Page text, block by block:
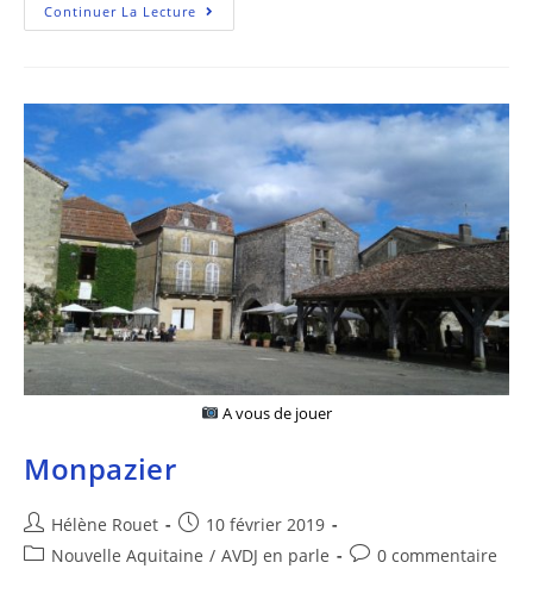
Continuer La Lecture
A vous de jouer
Monpazier
Hélène Rouet
10 février 2019
Nouvelle Aquitaine / AVDJ en parle 0 commentaire